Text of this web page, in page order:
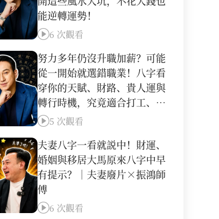
能逆轉運勢！
6 次觀看
努力多年仍沒升職加薪？可能
從一開始就選錯職業！八字看
穿你的天賦、財路、貴人運與
轉行時機，究竟適合打工、創
業，還是靠才華賺錢？｜振鴻
5 次觀看
夫妻八字一看就説中！財運、
婚姻與移居大馬原來八字中早
有提示？｜夫妻廢片×振鴻師
傅
6 次觀看